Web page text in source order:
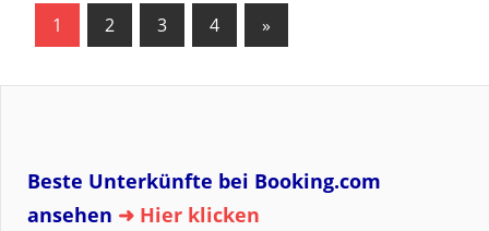
Seitennummerierung
1 2 3 4
Nächste
Beiträge
»
Beste Unterkünfte bei Booking.com
ansehen ➜ Hier klicken